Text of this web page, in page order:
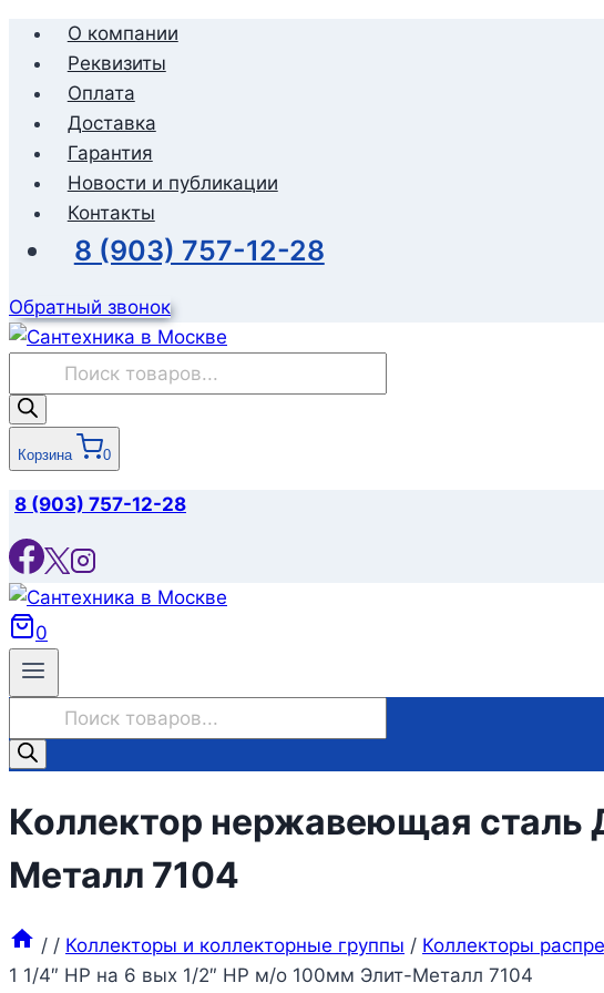
Перейти
содержимому
О компании
Реквизиты
Оплата
Доставка
Гарантия
Новости и публикации
Контакты
8 (903) 757-12-28
Обратный звонок
товаров
Корзина 0
8 (903) 757-12-28
0
товаров
Коллектор нержавеющая сталь
Металл 7104
/ / Коллекторы и коллекторные группы / Коллекторы
1 1/4″ НР на 6 вых 1/2″ НР м/о 100мм Элит-Металл 7104